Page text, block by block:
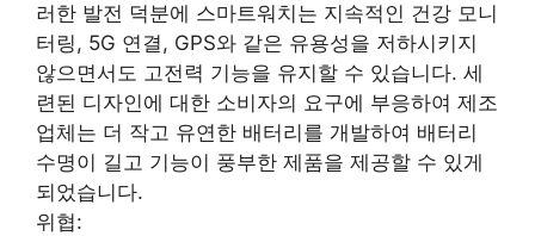
러한 발전 덕분에 스마트워치는 지속적인 건강 모니
터링, 5G 연결, GPS와 같은 유용성을 저하시키지
않으면서도 고전력 기능을 유지할 수 있습니다. 세
련된 디자인에 대한 소비자의 요구에 부응하여 제조
업체는 더 작고 유연한 배터리를 개발하여 배터리
수명이 길고 기능이 풍부한 제품을 제공할 수 있게
되었습니다.
위협: